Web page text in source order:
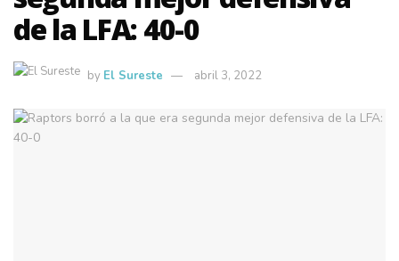
de la LFA: 40-0
by El Sureste abril 3, 2022